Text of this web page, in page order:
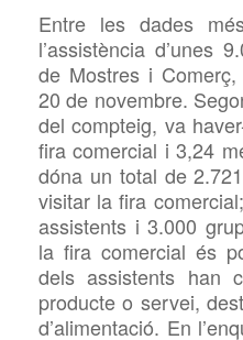
Entre les dades
l’assistència d’unes
de Mostres i
20 de novembre.
del compteig, va
fira comercial i 3,24
dóna un total de
visitar la fira
assistents i 3.000
la fira comercial és
dels assistents han
producte o servei,
d’alimentació. En